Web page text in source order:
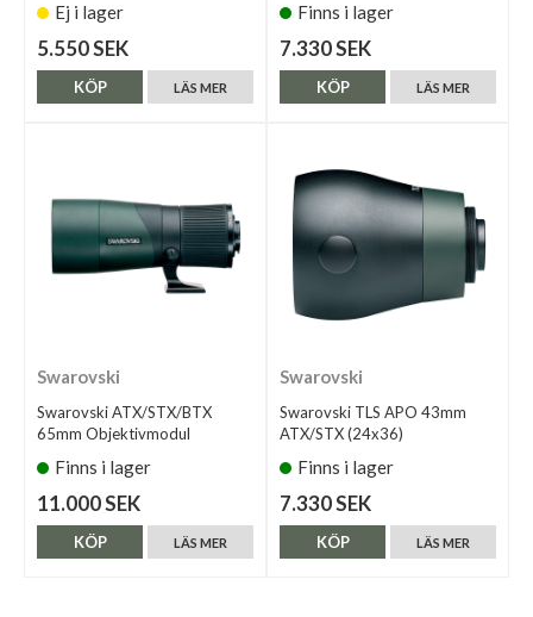
Ej i lager
5.550 SEK
LÄS MER
KÖP
Finns i lager
7.330 SEK
LÄS MER
KÖP
Swarovski
Swarovski ATX/STX/BTX
65mm Objektivmodul
Finns i lager
11.000 SEK
LÄS MER
KÖP
Swarovski
Swarovski TLS APO 43mm
ATX/STX (24x36)
Finns i lager
7.330 SEK
LÄS MER
KÖP